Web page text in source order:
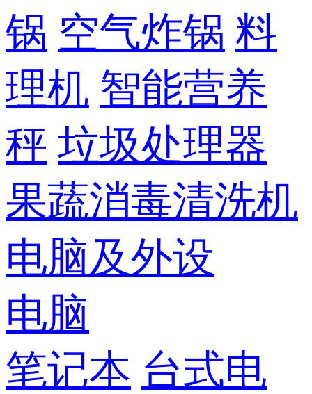
锅 空气炸锅 料
理机 智能营养
秤 垃圾处理器
果蔬消毒清洗机
电脑及外设
电脑
笔记本 台式电